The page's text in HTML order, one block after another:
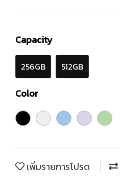
Capacity
256GB 512GB
Color
เพิ่มรายการโปรด